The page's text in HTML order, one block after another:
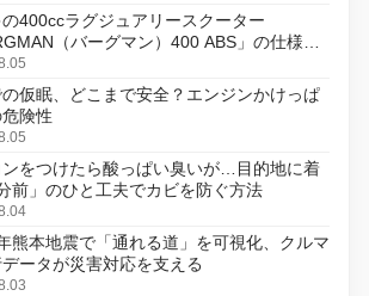
400ccラグジュアリースクーター
（バーグマン）400 ABS」の仕様を
8月18日に発売
仮眠、どこまで安全？エンジンかけっぱ
険性
ンをつけたら酸っぱい臭いが…目的地に着
前」のひと工夫でカビを防ぐ方法
熊本地震で「通れる道」を可視化、クルマ
ータが災害対応を支える